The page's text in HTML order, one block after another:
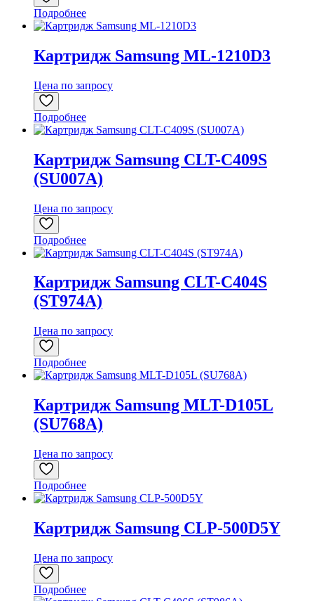
Подробнее
Картридж Samsung ML-1210D3
Цена по запросу
Подробнее
Картридж Samsung CLT-C409S
(SU007A)
Цена по запросу
Подробнее
Картридж Samsung CLT-C404S
(ST974A)
Цена по запросу
Подробнее
Картридж Samsung MLT-D105L
(SU768A)
Цена по запросу
Подробнее
Картридж Samsung CLP-500D5Y
Цена по запросу
Подробнее